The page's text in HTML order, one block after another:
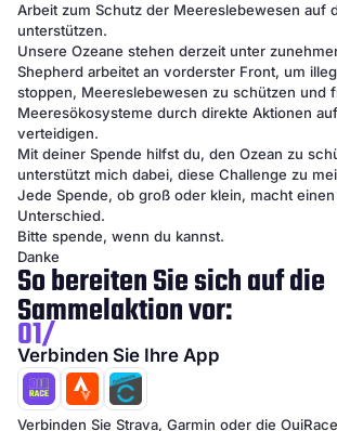
Arbeit zum Schutz der Meereslebewesen auf
unterstützen.
Unsere Ozeane stehen derzeit unter
Shepherd arbeitet an vorderster Front, um
stoppen, Meereslebewesen zu schützen und
Meeresökosysteme durch direkte Aktionen
verteidigen.
Mit deiner Spende hilfst du, den Ozean zu
unterstützt mich dabei, diese Challenge zu
Jede Spende, ob groß oder klein, macht
Unterschied.
Bitte spende, wenn du kannst.
Danke
So bereiten Sie sich auf die
Sammelaktion vor:
01/
Verbinden Sie Ihre App
Verbinden Sie Strava, Garmin oder die